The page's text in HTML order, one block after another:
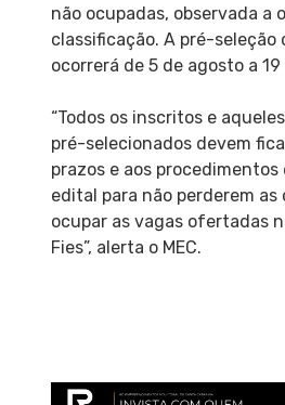
não ocupadas, observada a
classificação. A pré-seleção
ocorrerá de 5 de agosto a
“Todos os inscritos e
pré-selecionados devem
prazos e aos
edital para não perderem
ocupar as vagas ofertadas
Fies”, alerta o MEC.